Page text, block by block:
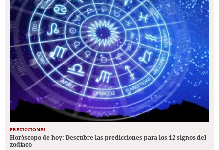
PREDICCIONES
Horóscopo de hoy: Descubre las predicciones para los 12 signos del
zodiaco